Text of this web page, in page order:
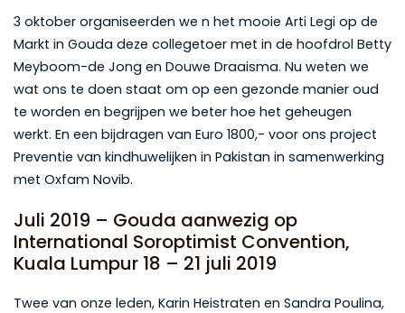
3 oktober organiseerden we n het mooie Arti Legi op de
Markt in Gouda deze collegetoer met in de hoofdrol Betty
Meyboom-de Jong en Douwe Draaisma. Nu weten we
wat ons te doen staat om op een gezonde manier oud
te worden en begrijpen we beter hoe het geheugen
werkt. En een bijdragen van Euro 1800,- voor ons project
Preventie van kindhuwelijken in Pakistan in samenwerking
met Oxfam Novib.
Juli 2019 – Gouda aanwezig op
International Soroptimist Convention,
Kuala Lumpur 18 – 21 juli 2019
Twee van onze leden, Karin Heistraten en Sandra Poulina,